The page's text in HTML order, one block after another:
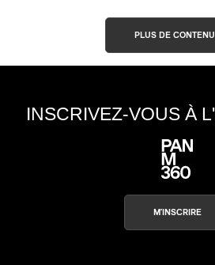
PLUS DE
INSCRIVEZ-VOUS À
M'INSCRIRE